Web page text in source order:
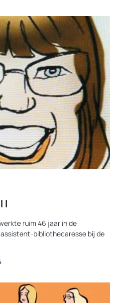
I
ruim 46 jaar in de
bibliothecaresse bij de